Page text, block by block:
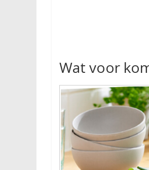
Wat voor